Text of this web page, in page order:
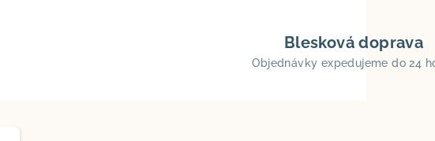
Blesková doprava
Objednávky expedujeme do 24